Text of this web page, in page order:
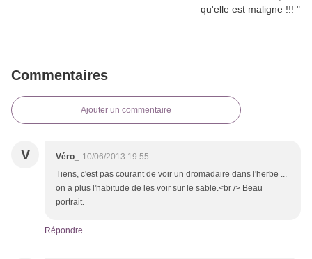
Commentaires
Ajouter un commentaire
V Véro_
10/06/2013 19:55
Tiens, c'est pas courant de voir un dromadaire dans l'herbe ...
on a plus l'habitude de les voir sur le sable.<br /> Beau
portrait.
Répondre